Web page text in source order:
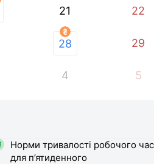
21 22
28 29
4 5
Норми тривалості робочого
для п’ятиденного